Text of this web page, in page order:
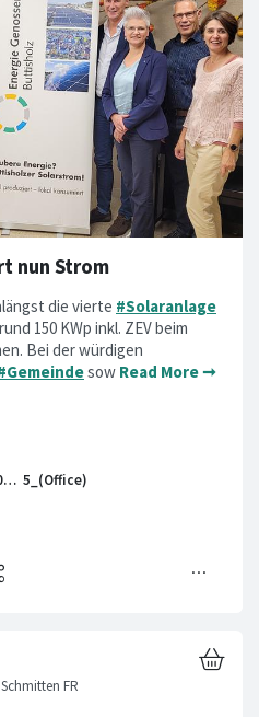
nun Strom
die vierte #Solaranlage
150 KWp inkl. ZEV beim
Bei der würdigen
sow Read More ➞